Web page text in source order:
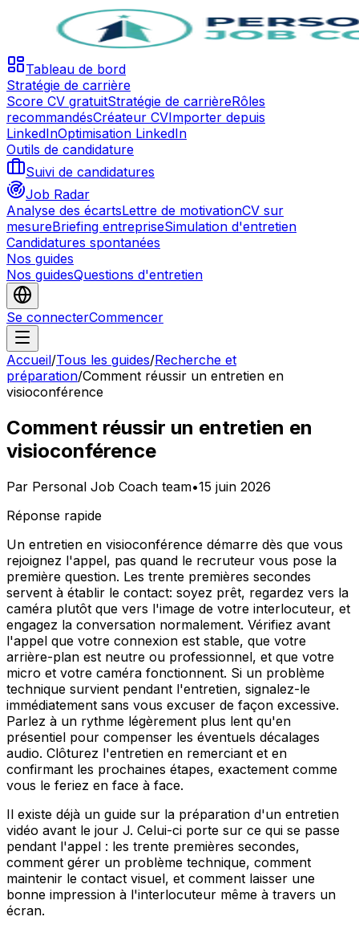
Tableau de bord
Stratégie de carrière
Score CV gratuitStratégie de carrièreRôles
recommandésCréateur CVImporter depuis
LinkedInOptimisation LinkedIn
Outils de candidature
Suivi de candidatures
Job Radar
Analyse des écartsLettre de motivationCV sur
mesureBriefing entrepriseSimulation d'entretien
Candidatures spontanées
Nos guides
Nos guidesQuestions d'entretien
Se connecterCommencer
Accueil/Tous les guides/Recherche et
préparation/Comment réussir un entretien en
visioconférence
Comment réussir un entretien en
visioconférence
Par Personal Job Coach team•15 juin 2026
Réponse rapide
Un entretien en visioconférence démarre dès que vous
rejoignez l'appel, pas quand le recruteur vous pose la
première question. Les trente premières secondes
servent à établir le contact: soyez prêt, regardez vers la
caméra plutôt que vers l'image de votre interlocuteur, et
engagez la conversation normalement. Vérifiez avant
l'appel que votre connexion est stable, que votre
arrière-plan est neutre ou professionnel, et que votre
micro et votre caméra fonctionnent. Si un problème
technique survient pendant l'entretien, signalez-le
immédiatement sans vous excuser de façon excessive.
Parlez à un rythme légèrement plus lent qu'en
présentiel pour compenser les éventuels décalages
audio. Clôturez l'entretien en remerciant et en
confirmant les prochaines étapes, exactement comme
vous le feriez en face à face.
Il existe déjà un guide sur la préparation d'un entretien
vidéo avant le jour J. Celui-ci porte sur ce qui se passe
pendant l'appel : les trente premières secondes,
comment gérer un problème technique, comment
maintenir le contact visuel, et comment laisser une
bonne impression à l'interlocuteur même à travers un
écran.